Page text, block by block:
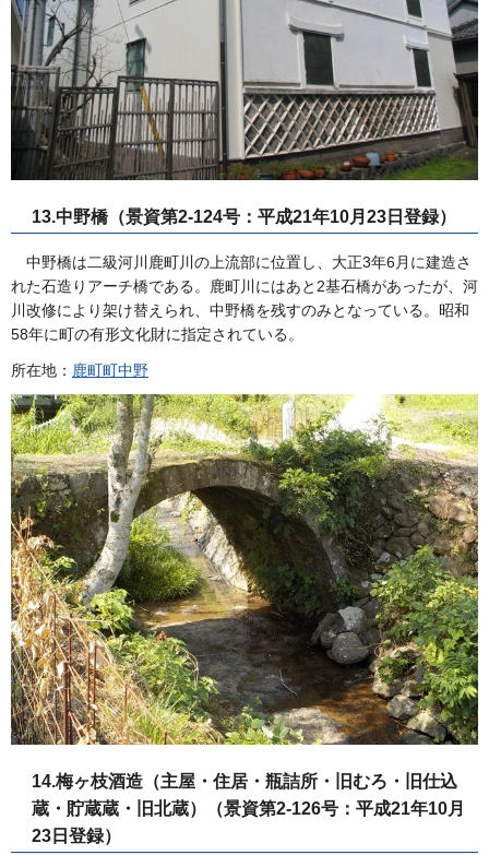
13.中野橋（景資第2-124号：平成21年10月23日登録）
中野橋は二級河川鹿町川の上流部に位置し、大正3年6月に建造さ
れた石造りアーチ橋である。鹿町川にはあと2基石橋があったが、河
川改修により架け替えられ、中野橋を残すのみとなっている。昭和
58年に町の有形文化財に指定されている。
所在地： 鹿町町中野
14.梅ヶ枝酒造（主屋・住居・瓶詰所・旧むろ・旧仕込
蔵・貯蔵蔵・旧北蔵）（景資第2-126号：平成21年10月
23日登録）